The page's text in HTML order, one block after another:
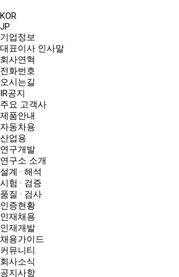
KOR
JP
기업정보
대표이사 인사말
회사연혁
전화번호
오시는길
IR공지
주요 고객사
제품안내
자동차용
산업용
연구개발
연구소 소개
설계 · 해석
시험 · 검증
품질 · 검사
인증현황
인재채용
인재개발
채용가이드
커뮤니티
회사소식
공지사항